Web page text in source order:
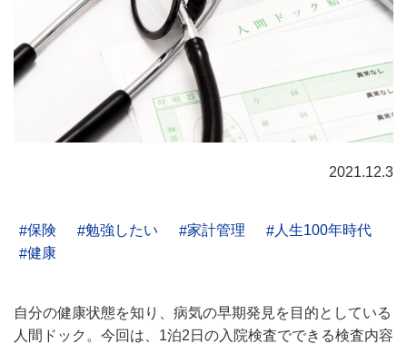
2021.12.3
保険 勉強したい 家計管理
人生100年時代
健康
自分の健康状態を知り、病気の早期発見を目的としている
人間ドック。今回は、1泊2日の入院検査でできる検査内容